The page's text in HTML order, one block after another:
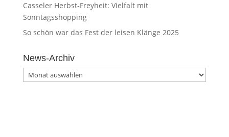
Casseler Herbst-Freyheit: Vielfalt mit
Sonntagsshopping
So schön war das Fest der leisen Klänge 2025
News-Archiv
News-
Archiv